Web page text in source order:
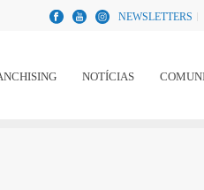
NEWSLETTERS
NOTÍCIAS